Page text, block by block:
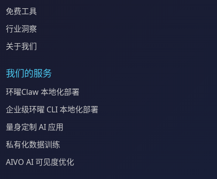
免费工具
行业洞察
关于我们
我们的服务
环曜Claw 本地化部署
企业级环曜 CLI 本地化部署
量身定制 AI 应用
私有化数据训练
AIVO AI 可见度优化